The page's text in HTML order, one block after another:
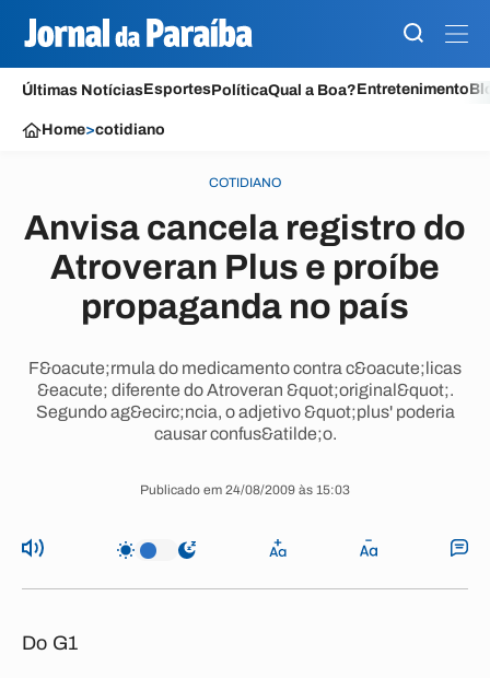
Últimas NotíciasEsportesPolíticaQual a Boa?Entretenimento
Home>cotidiano
COTIDIANO
Anvisa cancela registro do
Atroveran Plus e proíbe
propaganda no país
F&oacute;rmula do medicamento contra c&oacute;licas
&eacute; diferente do Atroveran &quot;original&quot;.
Segundo ag&ecirc;ncia, o adjetivo &quot;plus' poderia
causar confus&atilde;o.
Publicado em 24/08/2009 às 15:03
Do G1